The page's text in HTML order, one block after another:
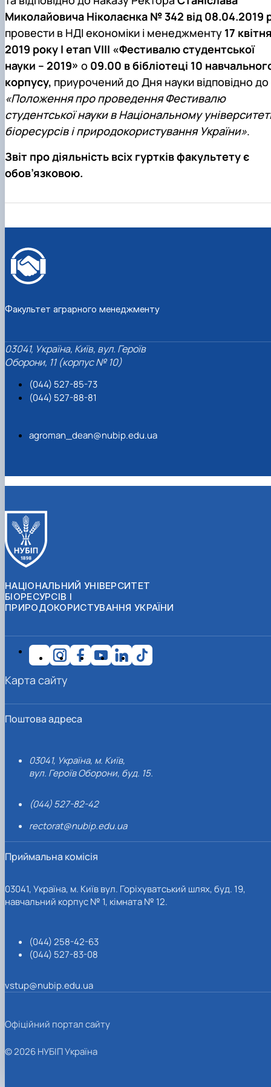
Миколайовича Ніколаєнка № 342 від 08.04.2019
провести в НДІ економіки і менеджменту 17
2019 року І етап VIII «Фестивалю студентської
науки – 2019» о 09.00 в бібліотеці 10
корпусу, приурочений до Дня науки відповідно до
«Положення про проведення Фестивалю
студентської науки в Національному
біоресурсів і природокористування України».
Звіт про діяльність всіх гуртків факультету є
обов’язковою.
Факультет аграрного менеджменту
03041, Україна, Київ, вул. Героїв
Оборони, 11 (корпус № 10)
(044) 527-85-73
(044) 527-88-81
agroman_dean@nubip.edu.ua
НАЦІОНАЛЬНИЙ УНІВЕРСИТЕТ
БІОРЕСУРСІВ І
ПРИРОДОКОРИСТУВАННЯ УКРАЇНИ
Поштова адреса
03041, Україна, м. Київ,
вул. Героїв Оборони, буд. 15.
(044) 527-82-42
rectorat@nubip.edu.ua
Приймальна комісія
03041, Україна, м. Київ вул. Горіхуватський шлях, буд. 19,
навчальний корпус № 1, кімната № 12.
(044) 258-42-63
(044) 527-83-08
vstup@nubip.edu.ua
Карта сайту
Офіційний портал сайту
© 2026 НУБІП Україна